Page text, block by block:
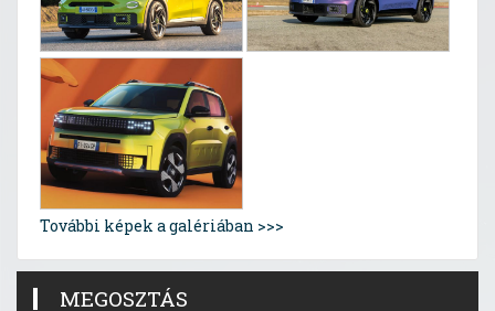
További képek a galériában >>>
MEGOSZTÁS